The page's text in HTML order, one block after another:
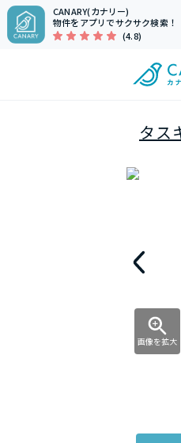
CANARY(カナリー)
物件をアプリでサクサク検索！
(4.8)
タス
画像を拡大